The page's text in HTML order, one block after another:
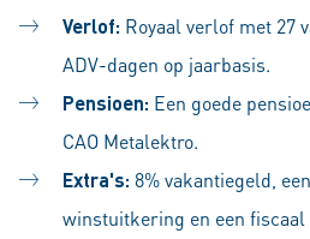
Verlof: Royaal verlof met 27
ADV-dagen op jaarbasis.
Pensioen: Een goede
CAO Metalektro.
Extra's: 8% vakantiegeld,
winstuitkering en een